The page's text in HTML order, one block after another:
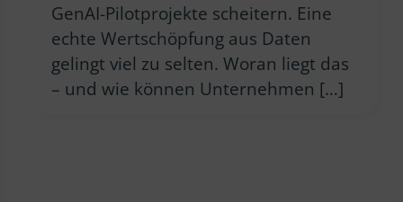
GenAI-Pilotprojekte scheitern. Eine
echte Wertschöpfung aus Daten
gelingt viel zu selten. Woran liegt das
– und wie können Unternehmen […]